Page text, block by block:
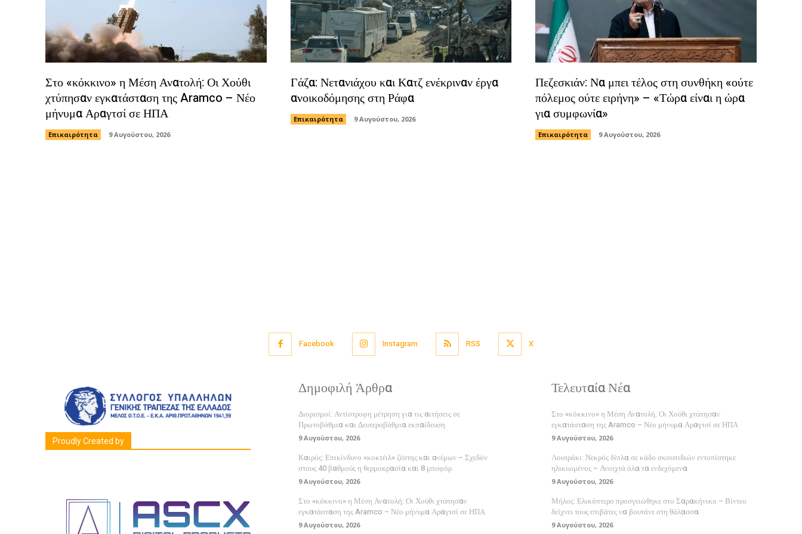
Στο «κόκκινο» η Μέση Ανατολή: Οι Χούθι
χτύπησαν εγκατάσταση της Aramco – Νέο
μήνυμα Αραγτσί σε ΗΠΑ
Επικαιρότητα 9 Αυγούστου, 2026
Γάζα: Νετανιάχου και Κατζ ενέκριναν έργα
ανοικοδόμησης στη Ράφα
Επικαιρότητα 9 Αυγούστου, 2026
Πεζεσκιάν: Να μπει τέλος στη συνθήκη «ούτε
πόλεμος ούτε ειρήνη» – «Τώρα είναι η ώρα
για συμφωνία»
Επικαιρότητα 9 Αυγούστου, 2026
Facebook Instagram RSS X
Proudly Created by
Δημοφιλή Άρθρα
Διορισμοί: Αντίστροφη μέτρηση για τις αιτήσεις σε
Πρωτοβάθμια και Δευτεροβάθμια εκπαίδευση
9 Αυγούστου, 2026
Καιρός: Επικίνδυνο «κοκτέιλ» ζέστης και ανέμων – Σχεδόν
στους 40 βαθμούς η θερμοκρασία και 8 μποφόρ
9 Αυγούστου, 2026
Στο «κόκκινο» η Μέση Ανατολή: Οι Χούθι χτύπησαν
εγκατάσταση της Aramco – Νέο μήνυμα Αραγτσί σε ΗΠΑ
9 Αυγούστου, 2026
Τελευταία Νέα
Στο «κόκκινο» η Μέση Ανατολή: Οι Χούθι χτύπησαν
εγκατάσταση της Aramco – Νέο μήνυμα Αραγτσί σε ΗΠΑ
9 Αυγούστου, 2026
Λουτράκι: Νεκρός δίπλα σε κάδο σκουπιδιών εντοπίστηκε
ηλικιωμένος – Ανοιχτά όλα τα ενδεχόμενα
9 Αυγούστου, 2026
Μήλος: Ελικόπτερο προσγειώθηκε στο Σαρακήνικο – Βίντεο
δείχνει τους επιβάτες να βουτάνε στη θάλασσα
9 Αυγούστου, 2026